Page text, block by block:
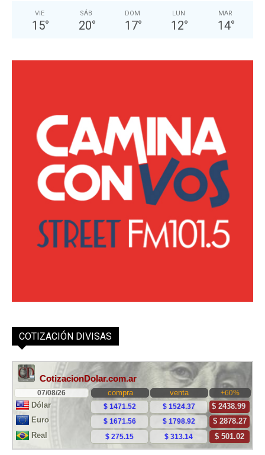
VIE
15°
SÁB
20°
DOM
17°
LUN
12°
MAR
14°
COTIZACIÓN DIVISAS